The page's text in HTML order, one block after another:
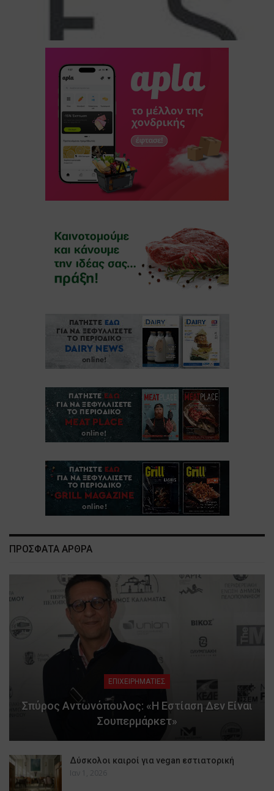
ΠΡΟΣΦΑΤΑ ΑΡΘΡΑ
ΕΠΙΧΕΙΡΗΜΑΤΙΕΣ
Σπύρος Αντωνόπουλος: «Η Εστίαση Δεν Είναι
Σουπερμάρκετ»
Δύσκολοι καιροί για vegan εστιατορική
Ιαν 1, 2026